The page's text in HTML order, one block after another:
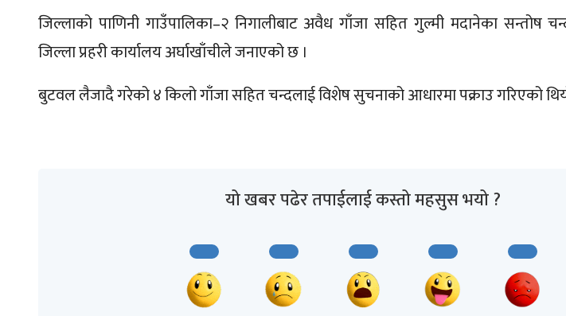
जिल्लाको पाणिनी गाउँपालिका–२ निगालीबाट अवैध गाँजा सहित गुल्मी मदानेका सन्तोष
जिल्ला प्रहरी कार्यालय अर्घाखाँचीले जनाएको छ ।
बुटवल लैजादै गरेको ४ किलो गाँजा सहित चन्दलाई विशेष सुचनाको आधारमा पक्राउ गरिएको
यो खबर पढेर तपाईलाई कस्तो महसुस भयो ?